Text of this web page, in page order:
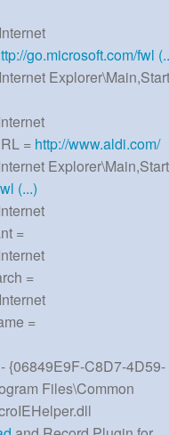
go.microsoft.com/fwl
Explorer\Main,Start
= http://www.aldi.com/
Explorer\Main,Start
(...)
=
=
=
{06849E9F-C8D7-4D59-
Files\Common